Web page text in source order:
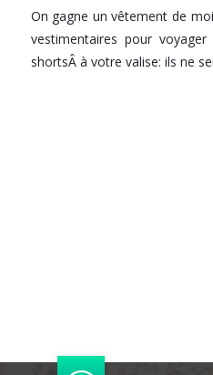
On gagne un vêtement de
vestimentaires pour
shortsÂ à votre valise: ils ne